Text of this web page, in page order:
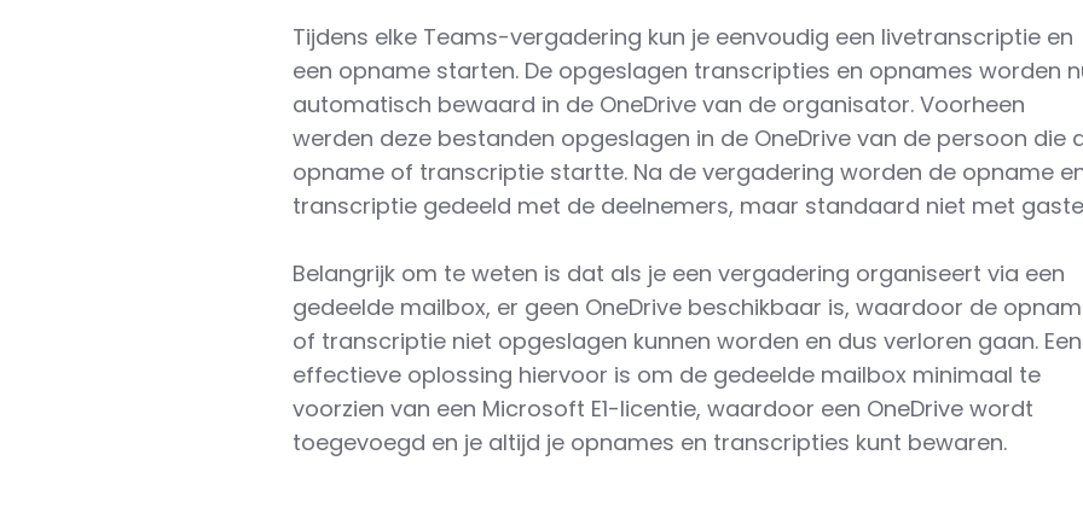
Tijdens elke Teams-vergadering kun je eenvoudig een livetranscriptie en
een opname starten. De opgeslagen transcripties en opnames worden
automatisch bewaard in de OneDrive van de organisator. Voorheen
werden deze bestanden opgeslagen in de OneDrive van de persoon die
opname of transcriptie startte. Na de vergadering worden de opname
transcriptie gedeeld met de deelnemers, maar standaard niet met
Belangrijk om te weten is dat als je een vergadering organiseert via een
gedeelde mailbox, er geen OneDrive beschikbaar is, waardoor de
of transcriptie niet opgeslagen kunnen worden en dus verloren gaan. Een
effectieve oplossing hiervoor is om de gedeelde mailbox minimaal te
voorzien van een Microsoft E1-licentie, waardoor een OneDrive wordt
toegevoegd en je altijd je opnames en transcripties kunt bewaren.